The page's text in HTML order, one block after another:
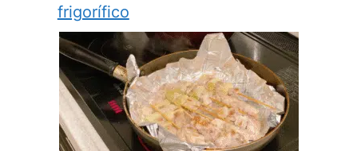
frigorífico